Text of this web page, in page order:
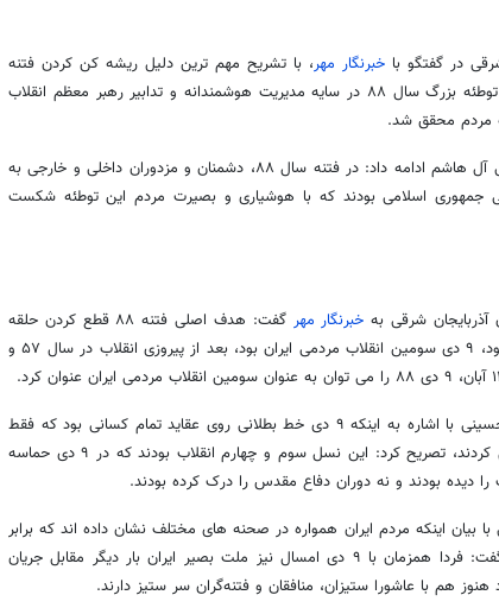
در گفتگو با خبرنگار مهر، با تشریح مهم ترین دلیل ریشه کن کردن فتنه
۸۸ ابراز داشت: ریشه کنی این فتنه و توطئه بزرگ سال ۸۸ در سایه مدیریت هوشمندانه و تدابیر رهبر معظم انقلاب
مردم محقق شد.
حجت الاسلام والمسلمین سیدمحمدعلی آل هاشم ادامه داد: در فتنه سال ۸۸، دشمنان و مزدوران داخلی و خارجی به
جمهوری اسلامی بودند که با هوشیاری و بصیرت مردم این توطئه شکست
شرقی به خبرنگار مهر
گفت: هدف اصلی فتنه ۸۸ قطع کردن حلقه
اتصال عاشورا به ظهور امام زمان(عج) بود، ۹ دی سومین انقلاب مردمی ایران بود، بعد از پیروزی انقلاب در سال ۵۷ و
حجت الاسلام دکتر سید شهاب الدین حسینی با اشاره به اینکه ۹ دی خط بطلانی روی عقاید تمام کسانی بود که فقط
روشنفکری را در ابعاد غربی آن معنا می‌ کردند، تصریح کرد: این نسل سوم و چهارم انقلاب بودند که در ۹ دی حماسه
را دیده بودند و نه دوران دفاع مقدس را درک کرده بودند.
با بیان اینکه مردم ایران همواره در صحنه های مختلف نشان داده اند که برابر
زیاده خواهی دشمنان خواهند ایستاد، گفت: فردا همزمان با ۹ دی امسال نیز ملت بصیر ایران بار دیگر مقابل جریان
هم با عاشورا ستیزان، منافقان و فتنه‌گران سر ستیز دارند.